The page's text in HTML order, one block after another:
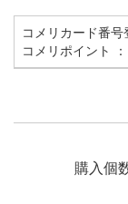
コメリカード番
コメリポイント ：
購入個